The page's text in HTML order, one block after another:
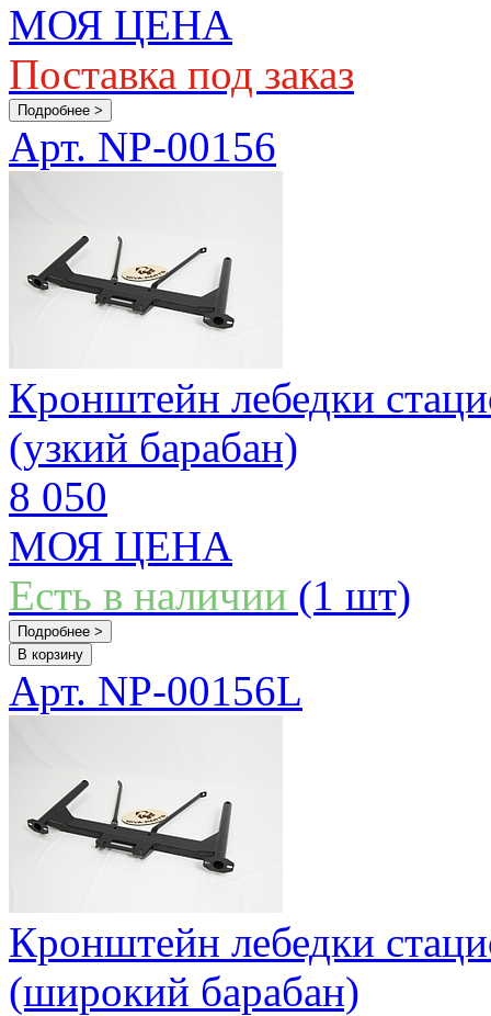
МОЯ ЦЕНА
Поставка под заказ
Подробнее >
Арт. NP-00156
Кронштейн лебедки
(узкий барабан)
8 050
МОЯ ЦЕНА
Есть в наличии (1 шт)
Подробнее >
В корзину
Арт. NP-00156L
Кронштейн лебедки
(широкий барабан)